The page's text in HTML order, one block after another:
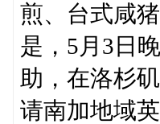
煎、台式咸
是，5月3日
助，在洛杉
请南加地域